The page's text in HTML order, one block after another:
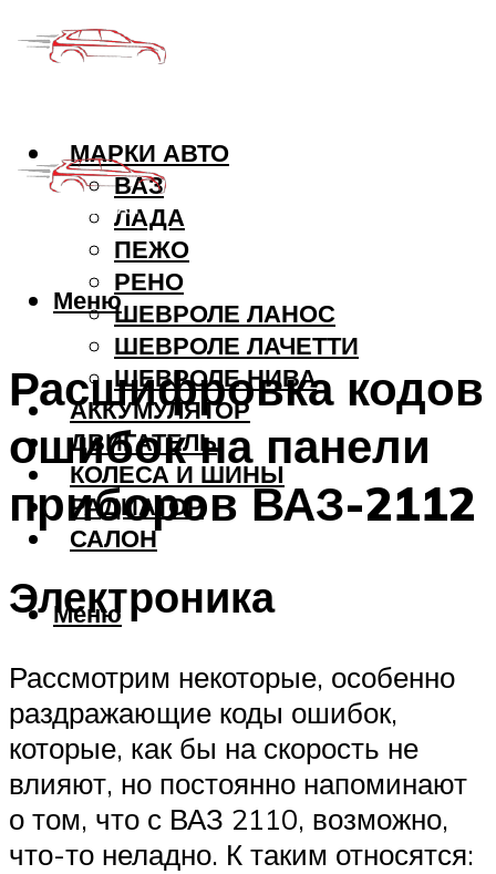
МАРКИ АВТО
ВАЗ
ЛАДА
ПЕЖО
РЕНО
ШЕВРОЛЕ ЛАНОС
ШЕВРОЛЕ ЛАЧЕТТИ
ШЕВРОЛЕ НИВА
АККУМУЛЯТОР
ДВИГАТЕЛЬ
КОЛЕСА И ШИНЫ
РАДИАТОР
САЛОН
Меню
Меню
Расшифровка кодов
ошибок на панели
приборов ВАЗ-2112
Электроника
Рассмотрим некоторые, особенно
раздражающие коды ошибок,
которые, как бы на скорость не
влияют, но постоянно напоминают
о том, что с ВАЗ 2110, возможно,
что-то неладно. К таким относятся: